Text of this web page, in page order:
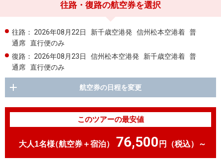
往路・復路の航空券を選択
往路： 2026年08月22日 新千歳空港発 信州松本空港着 普
通席 直行便のみ
復路：
2026年08月23日 信州松本空港発 新千歳空港着 普
通席 直行便のみ
航空券の日程を変更
このツアーの最安値
大人1名様（航空券＋宿泊） 76,500 円（税込）～